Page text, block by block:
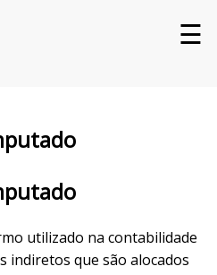
☰
utilizado na contabilidade
indiretos que são alocados